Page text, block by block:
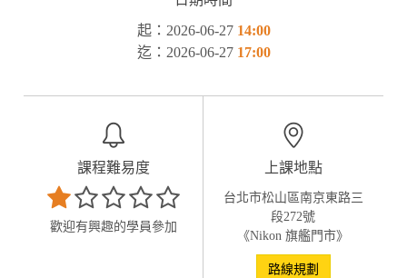
起：2026-06-27 14:00
迄：2026-06-27 17:00
課程難易度
歡迎有興趣的學員參加
上課地點
台北市松山區南京東路三
段272號
《Nikon 旗艦門市》
路線規劃